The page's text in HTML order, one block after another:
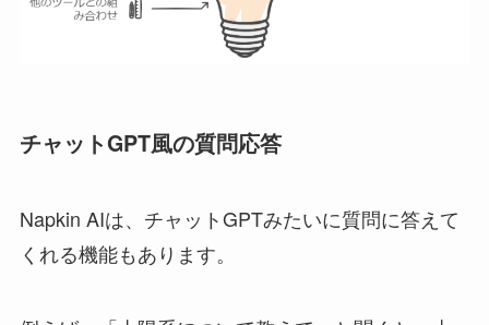
チャットGPT風の質問応答
Napkin AIは、チャットGPTみたいに質問に答えて
くれる機能もあります。